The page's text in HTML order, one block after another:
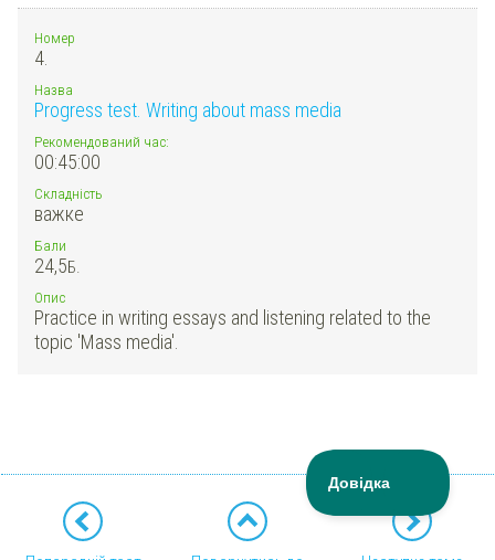
Номер
4.
Назва
Progress test. Writing about mass media
Рекомендований час:
00:45:00
Складність
важке
Бали
24,5Б.
Опис
Practice in writing essays and listening related to the
topic 'Mass media'.